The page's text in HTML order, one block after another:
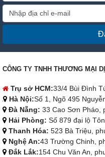
CÔNG TY TNHH THƯƠNG MẠI
Trụ sở HCM:33/4 Bùi Đình
Hà Nội:Số 1, Ngõ 495
Đà Nẵng: 33 Cao Sơn Pháo,
Hải Phòng: Số 879 đại lộ
Thanh Hóa: 523 Bà Triệu,
Nghệ An:43 Trường Chinh,
Đắk Lắk:154 Chu Văn An,